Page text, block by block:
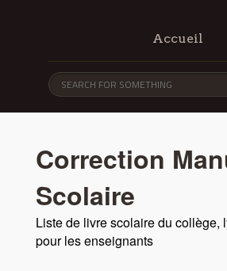
Accueil
Correction
Scolaire
Liste de livre scolaire du collège,
pour les enseignants